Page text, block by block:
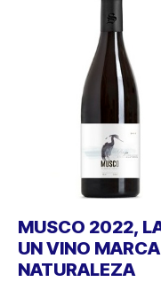
MUSCO 2022,
UN VINO
NATURALEZA